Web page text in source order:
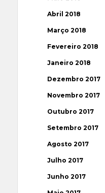
Abril 2018
Março 2018
Fevereiro 2018
Janeiro 2018
Dezembro 2017
Novembro 2017
Outubro 2017
Setembro 2017
Agosto 2017
Julho 2017
Junho 2017